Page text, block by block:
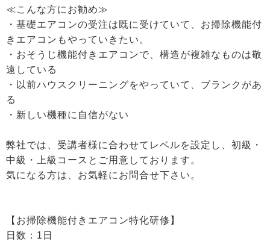
≪こんな方にお勧め≫
・基礎エアコンの受注は既に受けていて、お掃除機能付
きエアコンもやっていきたい。
・おそうじ機能付きエアコンで、構造が複雑なものは敬
遠している
・以前ハウスクリーニングをやっていて、ブランクがあ
る
・新しい機種に自信がない
弊社では、受講者様に合わせてレベルを設定し、初級・
中級・上級コースとご用意しております。
気になる方は、お気軽にお問合せ下さい。
【お掃除機能付きエアコン特化研修】
日数：1日